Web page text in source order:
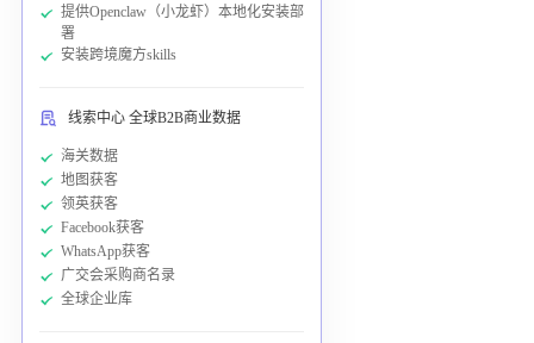
提供Openclaw（小龙虾）本地化安装部
署
安装跨境魔方skills
线索中心 全球B2B商业数据
海关数据
地图获客
领英获客
Facebook获客
WhatsApp获客
广交会采购商名录
全球企业库